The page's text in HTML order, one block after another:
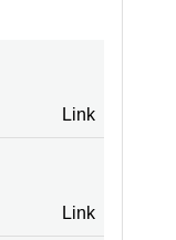
Link
Link